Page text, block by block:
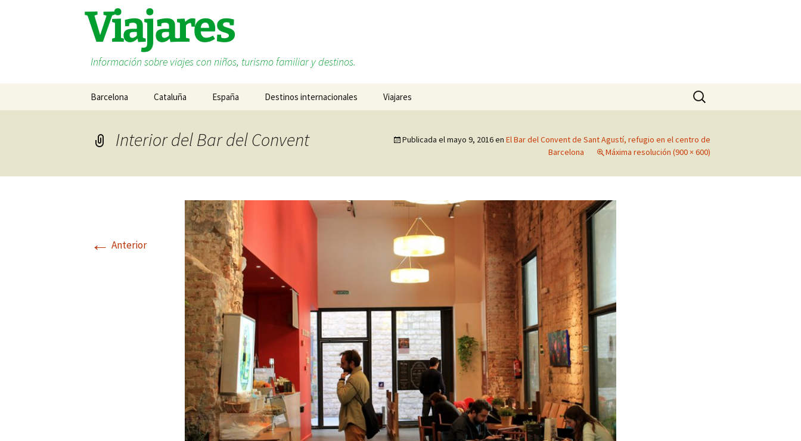
Viajares
Información sobre viajes con niños, turismo familiar y destinos.
Barcelona Cataluña
Costa Daurada
Terres de l’Ebre
España
Cantabria
Cataluña
Euskadi
Galicia
Valencia
Destinos internacionales
Estados Unidos
Francia
Malta
Marruecos
México
Noruega
Portugal
Turquía
Viajares Buscar:
Interior del Bar del Convent Publicada elmayo 9, 2016en El Bar del Convent de Sant Agustí, refugio en el centro de
Barcelona
Máxima resolución (900 × 600)
← Anterior